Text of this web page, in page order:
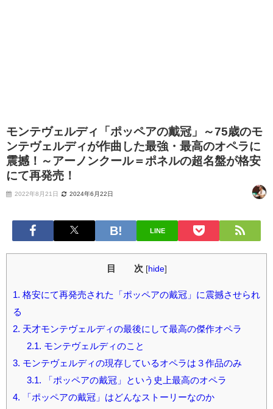
モンテヴェルディ「ポッペアの戴冠」～75歳のモ
ンテヴェルディが作曲した最強・最高のオペラに
震撼！～アーノンクール＝ポネルの超名盤が格安
にて再発売！
2022年8月21日 2024年6月22日
LINE
目 次 [hide]
1. 格安にて再発売された「ポッペアの戴冠」に震撼させられ
る
2. 天才モンテヴェルディの最後にして最高の傑作オペラ
2.1. モンテヴェルディのこと
3. モンテヴェルディの現存しているオペラは３作品のみ
3.1. 「ポッペアの戴冠」という史上最高のオペラ
4. 「ポッペアの戴冠」はどんなストーリーなのか